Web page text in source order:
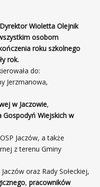
Wioletta Olejnik
osobom
roku szkolnego
rok.
do:
Jerzmanowa,
w Jaczowie,
Gospodyń Wiejskich w
Jaczów, a także
z terenu Gminy
oraz Rady Sołeckiej,
, pracowników